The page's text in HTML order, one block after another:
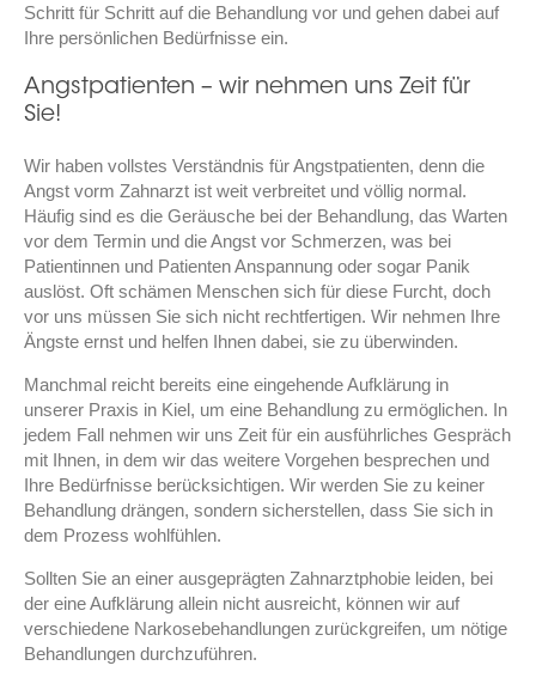
Schritt für Schritt auf die Behandlung vor und gehen dabei auf
Ihre persönlichen Bedürfnisse ein.
Angstpatienten – wir nehmen uns Zeit für
Sie!
Wir haben vollstes Verständnis für Angstpatienten, denn die
Angst vorm Zahnarzt ist weit verbreitet und völlig normal.
Häufig sind es die Geräusche bei der Behandlung, das Warten
vor dem Termin und die Angst vor Schmerzen, was bei
Patientinnen und Patienten Anspannung oder sogar Panik
auslöst. Oft schämen Menschen sich für diese Furcht, doch
vor uns müssen Sie sich nicht rechtfertigen. Wir nehmen Ihre
Ängste ernst und helfen Ihnen dabei, sie zu überwinden.
Manchmal reicht bereits eine eingehende Aufklärung in
unserer Praxis in Kiel, um eine Behandlung zu ermöglichen. In
jedem Fall nehmen wir uns Zeit für ein ausführliches Gespräch
mit Ihnen, in dem wir das weitere Vorgehen besprechen und
Ihre Bedürfnisse berücksichtigen. Wir werden Sie zu keiner
Behandlung drängen, sondern sicherstellen, dass Sie sich in
dem Prozess wohlfühlen.
Sollten Sie an einer ausgeprägten Zahnarztphobie leiden, bei
der eine Aufklärung allein nicht ausreicht, können wir auf
verschiedene Narkosebehandlungen zurückgreifen, um nötige
Behandlungen durchzuführen.